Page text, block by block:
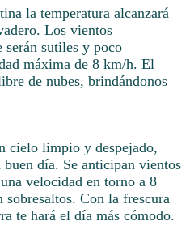
la temperatura alcanzará
Los vientos
serán sutiles y poco
máxima de 8 km/h. El
de nubes, brindándonos
cielo limpio y despejado,
día. Se anticipan vientos
velocidad en torno a 8
Con la frescura
te hará el día más cómodo.